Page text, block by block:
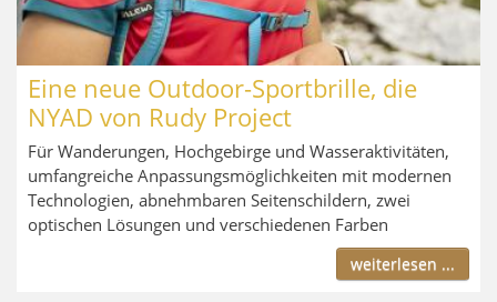
Eine neue Outdoor-Sportbrille, die
NYAD von Rudy Project
Für Wanderungen, Hochgebirge und Wasseraktivitäten,
umfangreiche Anpassungsmöglichkeiten mit modernen
Technologien, abnehmbaren Seitenschildern, zwei
optischen Lösungen und verschiedenen Farben
weiterlesen ...